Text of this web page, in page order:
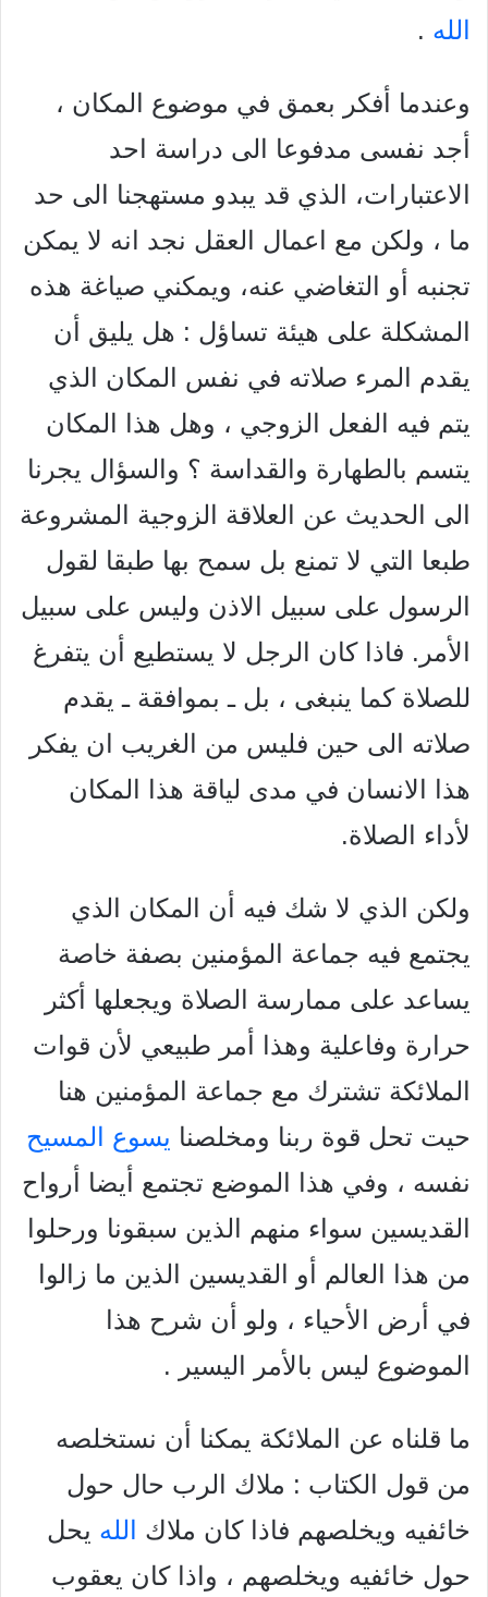
الله .
وعندما أفكر بعمق في موضوع المكان ،
أجد نفسی مدفوعا الى دراسة احد
الاعتبارات، الذي قد يبدو مستهجنا الى حد
ما ، ولكن مع اعمال العقل نجد انه لا يمكن
تجنبه أو التغاضي عنه، ويمكني صياغة هذه
المشكلة على هيئة تساؤل : هل يليق أن
يقدم المرء صلاته في نفس المكان الذي
يتم فيه الفعل الزوجي ، وهل هذا المكان
يتسم بالطهارة والقداسة ؟ والسؤال يجرنا
الى الحديث عن العلاقة الزوجية المشروعة
طبعا التي لا تمنع بل سمح بها طبقا لقول
الرسول على سبيل الاذن وليس على سبيل
الأمر. فاذا كان الرجل لا يستطيع أن يتفرغ
للصلاة كما ينبغى ، بل ـ بموافقة ـ يقدم
صلاته الى حين فليس من الغريب ان يفكر
هذا الانسان في مدى لياقة هذا المكان
لأداء الصلاة.
ولكن الذي لا شك فيه أن المكان الذي
يجتمع فيه جماعة المؤمنين بصفة خاصة
يساعد على ممارسة الصلاة ويجعلها أكثر
حرارة وفاعلية وهذا أمر طبيعي لأن قوات
الملائكة تشترك مع جماعة المؤمنين هنا
حيت تحل قوة ربنا ومخلصنا يسوع المسيح
نفسه ، وفي هذا الموضع تجتمع أيضا أرواح
القديسين سواء منهم الذين سبقونا ورحلوا
من هذا العالم أو القديسين الذين ما زالوا
في أرض الأحياء ، ولو أن شرح هذا
الموضوع ليس بالأمر اليسير .
ما قلناه عن الملائكة يمكنا أن نستخلصه
من قول الكتاب : ملاك الرب حال حول
خائفيه ويخلصهم فاذا كان ملاك
الله يحل
حول خائفيه ويخلصهم ، واذا كان يعقوب